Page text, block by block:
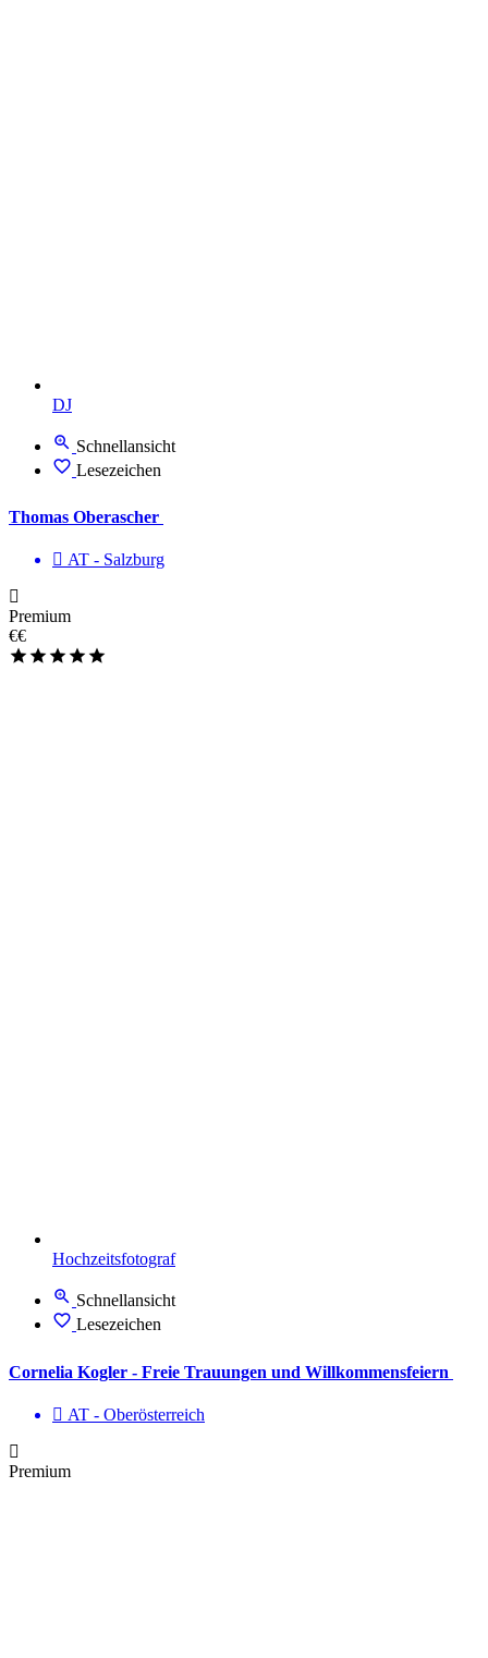
DJ
Schnellansicht
Lesezeichen
Thomas Oberascher
AT - Salzburg
Premium
€€
Hochzeitsfotograf
Schnellansicht
Lesezeichen
Cornelia Kogler - Freie Trauungen und Willkommensfeiern
AT - Ober­österreich
Premium